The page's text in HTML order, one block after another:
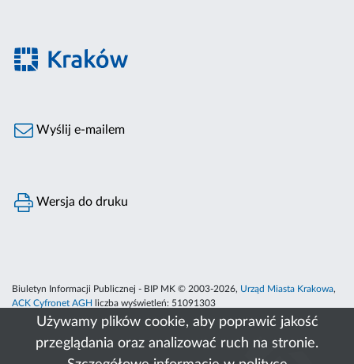
Używamy plików cookie, aby poprawić jakość
przeglądania oraz analizować ruch na stronie.
Wyślij e-mailem
Wersja do druku
Biuletyn Informacji Publicznej - BIP MK © 2003-2026, Urząd Miasta Krakowa,
ACK Cyfronet AGH
liczba wyświetleń: 51091303